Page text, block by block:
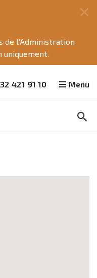
de l'Administration
uniquement.
421 91 10 Menu